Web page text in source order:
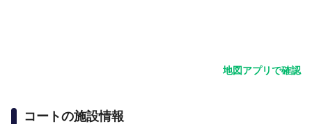
地図アプリで確認
コートの施設情報